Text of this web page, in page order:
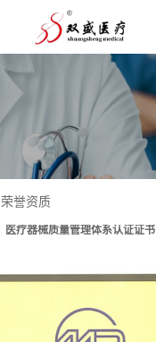
荣誉资质
医疗器械质量管理体系认证证书